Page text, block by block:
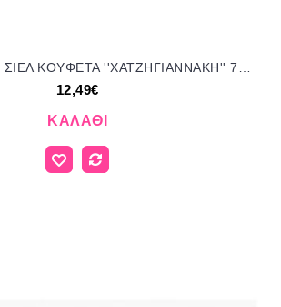
CRISPY ΠEPΛE ΣIEΛ KOYΦΕΤΑ ''ΧΑΤΖΗΓΙΑΝΝΑΚΗ'' 700GR 190307.503 17.49€!!!!
12,49€
ΚΑΛΆΘΙ